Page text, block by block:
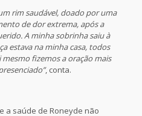
rim saudável, doado por uma
de dor extrema, após a
A minha sobrinha saiu à
estava na minha casa, todos
fizemos a oração mais
, conta.
a saúde de Roneyde não